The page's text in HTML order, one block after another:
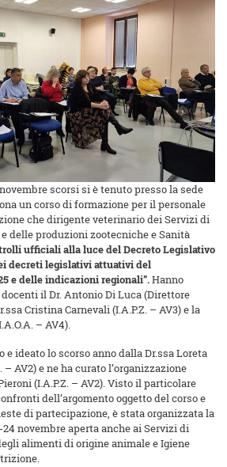
scorsi si è tenuto presso la sede
un corso di formazione per il personale
che dirigente veterinario dei Servizi di
delle produzioni zootecniche e Sanità
ufficiali alla luce del Decreto Legislativo
decreti legislativi attuativi del
e delle indicazioni regionali”.Hanno
il Dr. Antonio Di Luca (Direttore
Cristina Carnevali (I.A.P.Z. – AV3) e la
– AV4).
e ideato lo scorso anno dalla Dr.ssa Loreta
– AV2) e ne ha curato l’organizzazione
(I.A.P.Z. – AV2). Visto il particolare
dell’argomento oggetto del corso e
di partecipazione, è stata organizzata la
novembre aperta anche ai Servizi di
alimenti di origine animale e Igiene